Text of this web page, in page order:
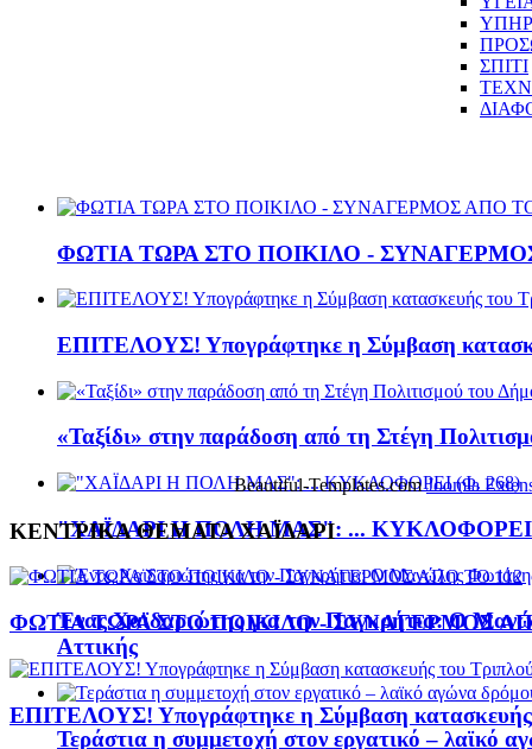
ΣΠΙΤΙ
ΦΩΤΙΑ ΤΩΡΑ ΣΤΟ ΠΟΙΚΙΛΟ -
ΕΠΙΤΕΛΟΥΣ! Υπογράφτηκε η Σύμβαση
«Ταξίδι» στην παράδοση από τη Στέγη
"ΧΑΪΔΑΡΙ Η ΠΟΛΗ ΜΑΣ": ... ΚΥΚΛΟΦΟΡΕΙ
Ένας Χαϊδαριώτης για την Παγκρήτια: Ο
Αττικής
Τεράστια η συμμετοχή στον εργατικό – λαϊκό
Beautiful-Templates.comJoomla
ΚΕΝΤΡΙΚΑ ΘΕΜΑΤΑ ΧΑΪΔΑΡΙ
ΦΩΤΙΑ ΤΩΡΑ ΣΤΟ ΠΟΙΚΙΛΟ - ΣΥΝΑΓΕΡΜΟΣ
ΕΠΙΤΕΛΟΥΣ! Υπογράφτηκε η Σύμβαση